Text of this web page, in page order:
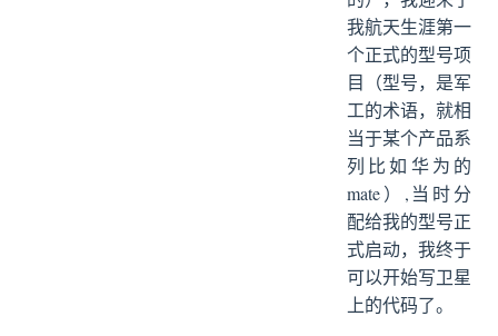
我航天生涯第一
个正式的型号项
目（型号，是军
工的术语，就相
当于某个产品系
列比如华为的
mate）,当时分
配给我的型号正
式启动，我终于
可以开始写卫星
上的代码了。